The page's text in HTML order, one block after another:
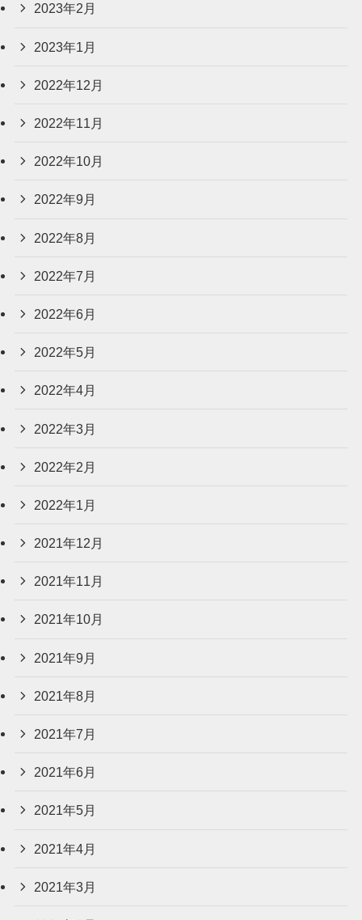
2023年2月
2023年1月
2022年12月
2022年11月
2022年10月
2022年9月
2022年8月
2022年7月
2022年6月
2022年5月
2022年4月
2022年3月
2022年2月
2022年1月
2021年12月
2021年11月
2021年10月
2021年9月
2021年8月
2021年7月
2021年6月
2021年5月
2021年4月
2021年3月